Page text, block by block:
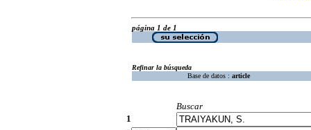
página 1 de 1
Refinar la búsqueda
Base de datos : article
Buscar
1